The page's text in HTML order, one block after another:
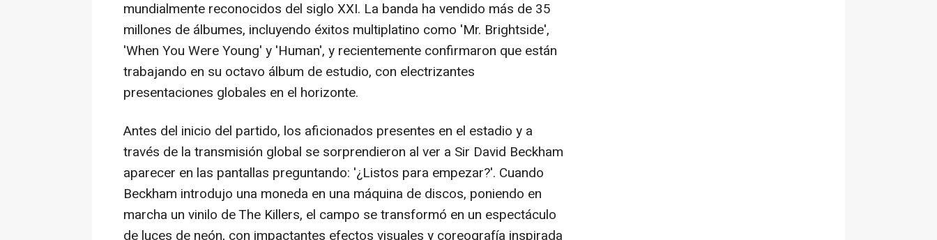
mundialmente reconocidos del siglo XXI. La banda ha vendido más de 35
millones de álbumes, incluyendo éxitos multiplatino como 'Mr. Brightside',
'When You Were Young' y 'Human', y recientemente confirmaron que están
trabajando en su octavo álbum de estudio, con electrizantes
presentaciones globales en el horizonte.
Antes del inicio del partido, los aficionados presentes en el estadio y a
través de la transmisión global se sorprendieron al ver a Sir David Beckham
aparecer en las pantallas preguntando: '¿Listos para empezar?'. Cuando
Beckham introdujo una moneda en una máquina de discos, poniendo en
marcha un vinilo de The Killers, el campo se transformó en un espectáculo
de luces de neón, con impactantes efectos visuales y coreografía inspirada